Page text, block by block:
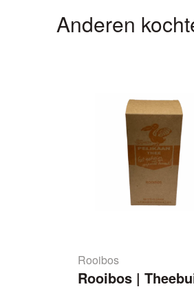
Anderen
Rooibos
Rooibos |